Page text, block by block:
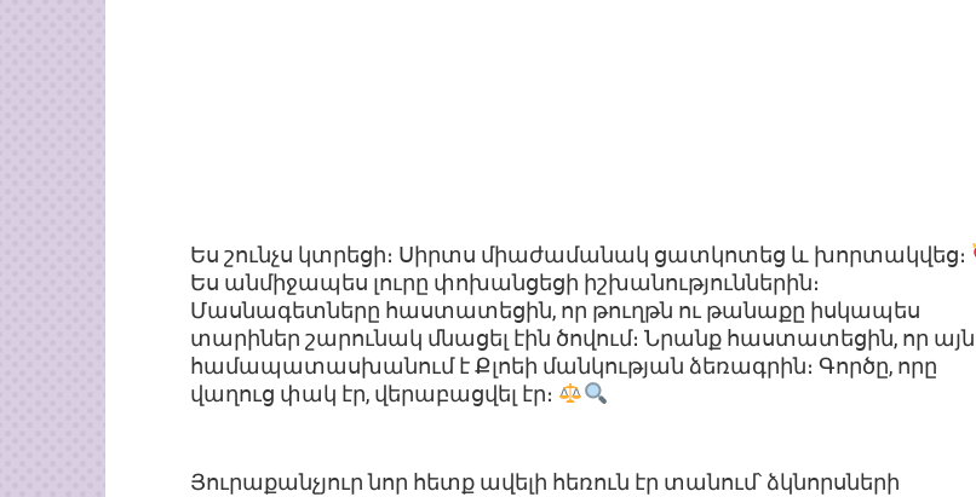
Ես շունչս կտրեցի։ Սիրտս միաժամանակ ցատկոտեց և խորտակվեց։
Ես անմիջապես լուրը փոխանցեցի իշխանություններին։
Մասնագետները հաստատեցին, որ թուղթն ու թանաքը իսկապես
տարիներ շարունակ մնացել էին ծովում։ Նրանք հաստատեցին, որ այն
համապատասխանում է Քլոեի մանկության ձեռագրին։ Գործը, որը
վաղուց փակ էր, վերաբացվել էր։
Յուրաքանչյուր նոր հետք ավելի հեռուն էր տանում՝ ձկնորսների